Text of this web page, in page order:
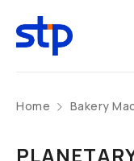
Home Bakery